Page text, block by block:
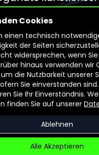
mit der Arbeit an
Mittlerweile
eine Vielzahl
wie 2D-, 3D-
Sie
der Kulturen, der
Fantasie. Als
und
entwickelt sie
Storylines
Cookies
einen technisch
der Seiten
widersprechen, wenn
hinaus verwenden wir
die Nutzbarkeit unserer
Sie einverstanden
Sie Ihr Einverständnis.
finden Sie auf unserer
Ablehnen
Alle Akzeptieren